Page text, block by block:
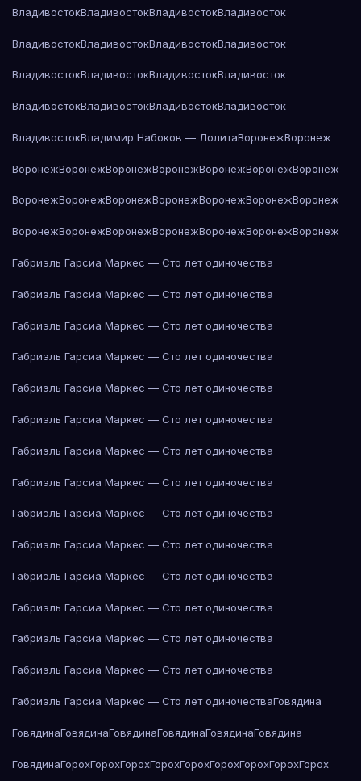
ВладивостокВладивостокВладивостокВладивосток
ВладивостокВладивостокВладивостокВладивосток
ВладивостокВладивостокВладивостокВладивосток
ВладивостокВладивостокВладивостокВладивосток
ВладивостокВладимир Набоков — ЛолитаВоронежВоронеж
ВоронежВоронежВоронежВоронежВоронежВоронежВоронеж
ВоронежВоронежВоронежВоронежВоронежВоронежВоронеж
ВоронежВоронежВоронежВоронежВоронежВоронежВоронеж
Габриэль Гарсиа Маркес — Сто лет одиночества
Габриэль Гарсиа Маркес — Сто лет одиночества
Габриэль Гарсиа Маркес — Сто лет одиночества
Габриэль Гарсиа Маркес — Сто лет одиночества
Габриэль Гарсиа Маркес — Сто лет одиночества
Габриэль Гарсиа Маркес — Сто лет одиночества
Габриэль Гарсиа Маркес — Сто лет одиночества
Габриэль Гарсиа Маркес — Сто лет одиночества
Габриэль Гарсиа Маркес — Сто лет одиночества
Габриэль Гарсиа Маркес — Сто лет одиночества
Габриэль Гарсиа Маркес — Сто лет одиночества
Габриэль Гарсиа Маркес — Сто лет одиночества
Габриэль Гарсиа Маркес — Сто лет одиночества
Габриэль Гарсиа Маркес — Сто лет одиночества
Габриэль Гарсиа Маркес — Сто лет одиночестваГовядина
ГовядинаГовядинаГовядинаГовядинаГовядинаГовядина
ГовядинаГорохГорохГорохГорохГорохГорохГорохГорохГорох